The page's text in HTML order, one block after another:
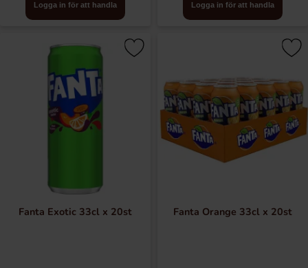
Logga in för att handla Logga in för att handla
Fanta Exotic 33cl x 20st Fanta Orange 33cl x 20st